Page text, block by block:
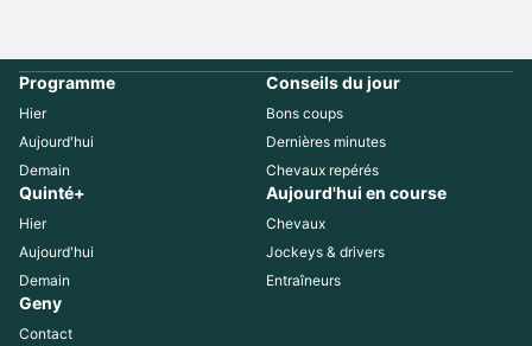
Programme
Hier
Aujourd'hui
Demain
Conseils du jour
Bons coups
Dernières minutes
Chevaux repérés
Quinté+
Hier
Aujourd'hui
Demain
Aujourd'hui en course
Chevaux
Jockeys & drivers
Entraîneurs
Geny
Contact